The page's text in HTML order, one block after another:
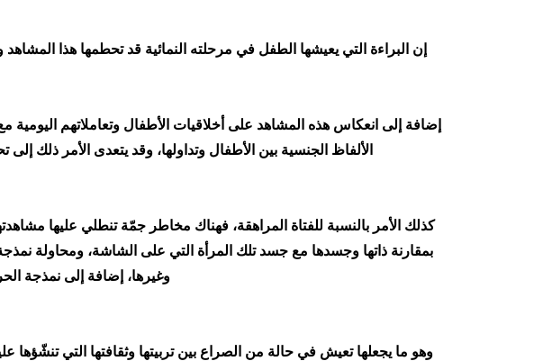
إن البراءة التي يعيشها الطفل في مرحلته النمائية قد تحطمها هذا
إضافة إلى انعكاس هذه المشاهد على أخلاقيات الأطفال وتعاملاتهم اليومية
الألفاظ الجنسية بين الأطفال وتداولها، وقد يتعدى الأمر ذلك
كذلك الأمر بالنسبة للفتاة المراهقة، فهناك مخاطر جمّة تنطلي عليها
بمقارنة ذاتها وجسدها مع جسد تلك المرأة التي على الشاشة، ومحاولة
وغيرها، إضافة إلى نمذجة
وهو ما يجعلها تعيش في حالة من الصراع بين تربيتها وثقافتها التي تنشّؤها